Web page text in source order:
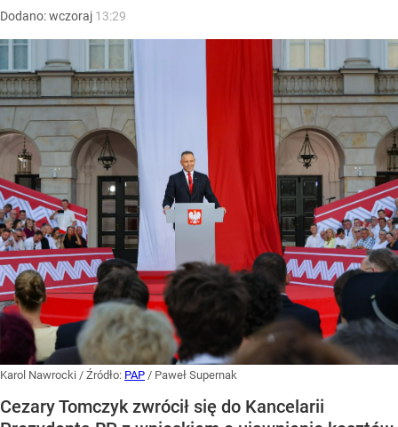
Dodano:wczoraj 13:29
Karol Nawrocki / Źródło: PAP / Paweł Supernak
Cezary Tomczyk zwrócił się do Kancelarii